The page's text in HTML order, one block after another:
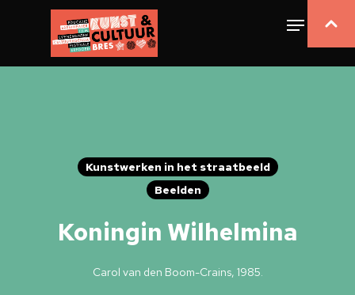
Kunstwerken in het straatbeeld
Beelden
Koningin Wilhelmina
Carol van den Boom-Crains, 1985.